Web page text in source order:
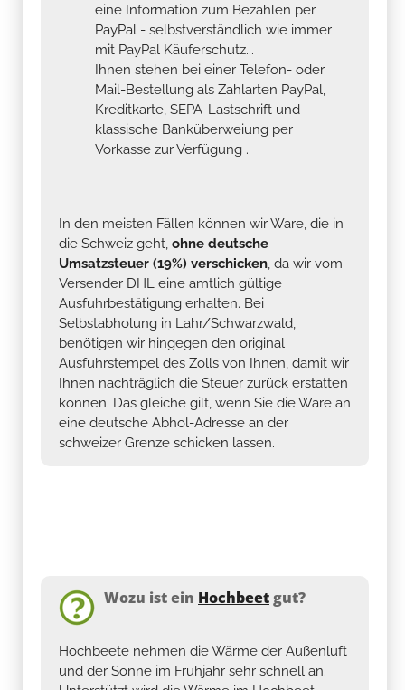
eine Information zum Bezahlen per
PayPal - selbstverständlich wie immer
mit PayPal Käuferschutz...
Ihnen stehen bei einer Telefon- oder
Mail-Bestellung als Zahlarten PayPal,
Kreditkarte, SEPA-Lastschrift und
klassische Banküberweiung per
Vorkasse zur Verfügung .
In den meisten Fällen können wir Ware, die in
die Schweiz geht, ohne deutsche
Umsatzsteuer (19%) verschicken, da wir vom
Versender DHL eine amtlich gültige
Ausfuhrbestätigung erhalten. Bei
Selbstabholung in Lahr/Schwarzwald,
benötigen wir hingegen den original
Ausfuhrstempel des Zolls von Ihnen, damit wir
Ihnen nachträglich die Steuer zurück erstatten
können. Das gleiche gilt, wenn Sie die Ware an
eine deutsche Abhol-Adresse an der
schweizer Grenze schicken lassen.
Wozu ist ein Hochbeet gut?
Hochbeete nehmen die Wärme der Außenluft
und der Sonne im Frühjahr sehr schnell an.